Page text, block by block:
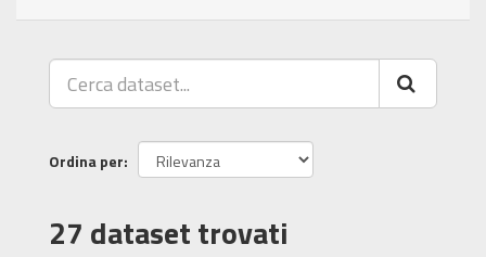
Ordina per
27 dataset trovati